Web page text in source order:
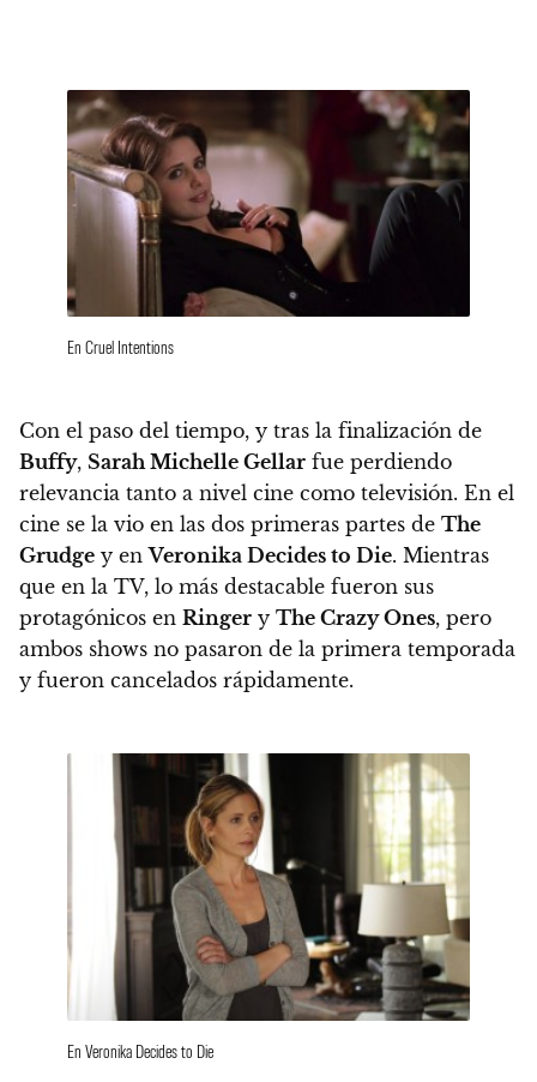
En Cruel Intentions
Con el paso del tiempo, y tras la finalización de
Buffy, Sarah Michelle Gellar fue perdiendo
relevancia tanto a nivel cine como televisión. En el
cine se la vio en las dos primeras partes de The
Grudge y enVeronika Decides to Die. Mientras
que en la TV, lo más destacable fueron sus
protagónicos en Ringer y The Crazy Ones, pero
ambos shows no pasaron de la primera temporada
y fueron cancelados rápidamente.
En Veronika Decides to Die